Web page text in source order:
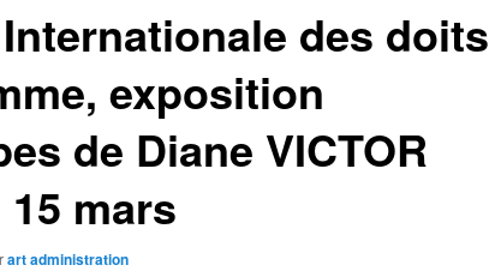
des doits
exposition
de Diane VICTOR
15 mars
art administration